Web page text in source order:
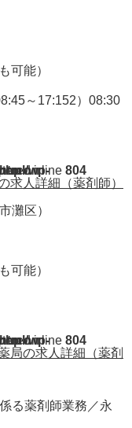
可能）
～17:152）08:30
in
on line 804
求人詳細（薬剤師）
灘区）
可能）
in
on line 804
局の求人詳細（薬剤
る薬剤師業務／永